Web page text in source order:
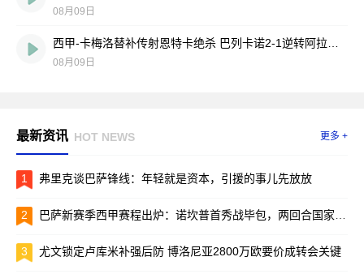
08月09日
08月09日
最新资讯 HOT NEWS 更多 +
1 弗里克谈巴萨锋线：年轻就是资本，引援的事儿先放放
2 巴萨新赛季西甲赛程出炉：诺坎普首秀战毕包，两回合国家德比引爆焦点
3 尤文锁定卢库米补强后防 博洛尼亚2800万欧要价成转会关键